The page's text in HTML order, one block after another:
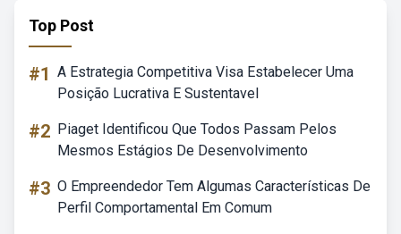
Top Post
#1 A Estrategia Competitiva Visa Estabelecer Uma
Posição Lucrativa E Sustentavel
#2 Piaget Identificou Que Todos Passam Pelos
Mesmos Estágios De Desenvolvimento
#3 O Empreendedor Tem Algumas Características De
Perfil Comportamental Em Comum